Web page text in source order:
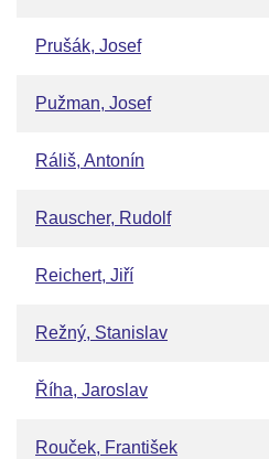
Prušák, Josef
Pužman, Josef
Ráliš, Antonín
Rauscher, Rudolf
Reichert, Jiří
Režný, Stanislav
Říha, Jaroslav
Rouček, František